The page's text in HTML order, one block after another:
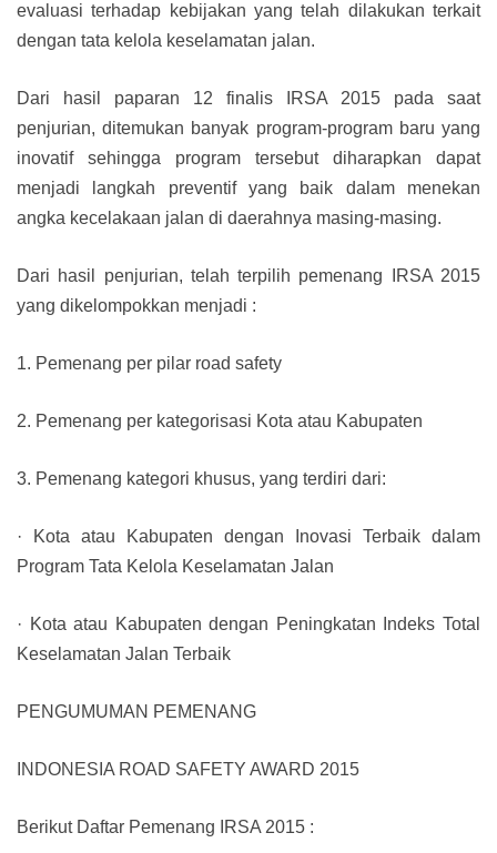
evaluasi terhadap kebijakan yang telah dilakukan terkait
dengan tata kelola keselamatan jalan.
Dari hasil paparan 12 finalis IRSA 2015 pada saat
penjurian, ditemukan banyak program-program baru yang
inovatif sehingga program tersebut diharapkan dapat
menjadi langkah preventif yang baik dalam menekan
angka kecelakaan jalan di daerahnya masing-masing.
Dari hasil penjurian, telah terpilih pemenang IRSA 2015
yang dikelompokkan menjadi :
1. Pemenang per pilar road safety
2. Pemenang per kategorisasi Kota atau Kabupaten
3. Pemenang kategori khusus, yang terdiri dari:
· Kota atau Kabupaten dengan Inovasi Terbaik dalam
Program Tata Kelola Keselamatan Jalan
· Kota atau Kabupaten dengan Peningkatan Indeks Total
Keselamatan Jalan Terbaik
PENGUMUMAN PEMENANG
INDONESIA ROAD SAFETY AWARD 2015
Berikut Daftar Pemenang IRSA 2015 :